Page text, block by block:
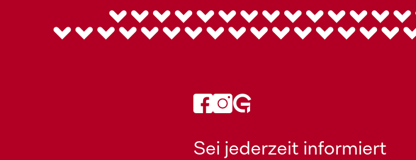
Sei jederzeit informiert